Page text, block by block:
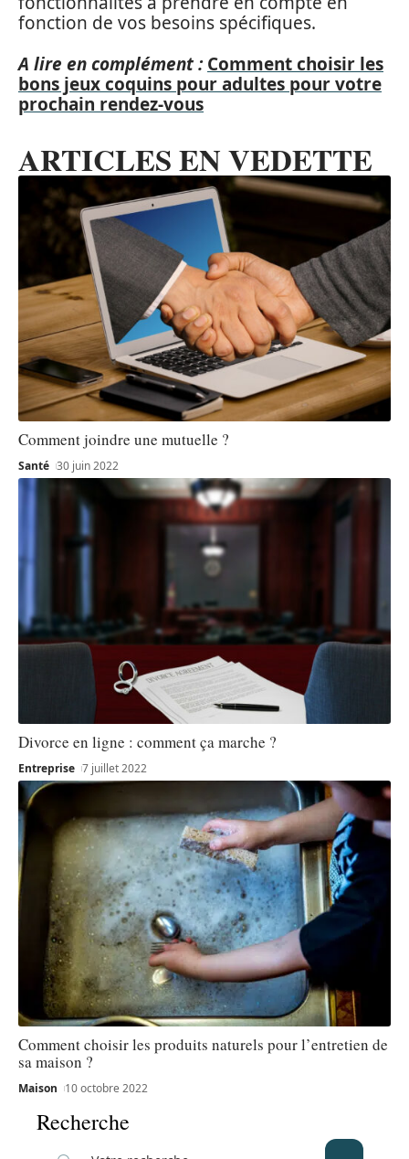
fonction de vos besoins spécifiques.
A lire en complément : Comment choisir les
bons jeux coquins pour adultes pour votre
prochain rendez-vous
ARTICLES EN VEDETTE
Comment joindre une mutuelle ?
Santé 30 juin 2022
Divorce en ligne : comment ça marche ?
Entreprise 7 juillet 2022
Comment choisir les produits naturels pour l’entretien de
sa maison ?
Maison 10 octobre 2022
Recherche